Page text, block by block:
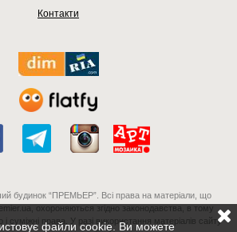
Контакти
будинок “ПРЕМЬЕР”. Всі права на матеріали, що
охороняються згідно законодавства, в тому
і суміжні права. У разі використання матеріалів сайту
файли cookie. Ви можете